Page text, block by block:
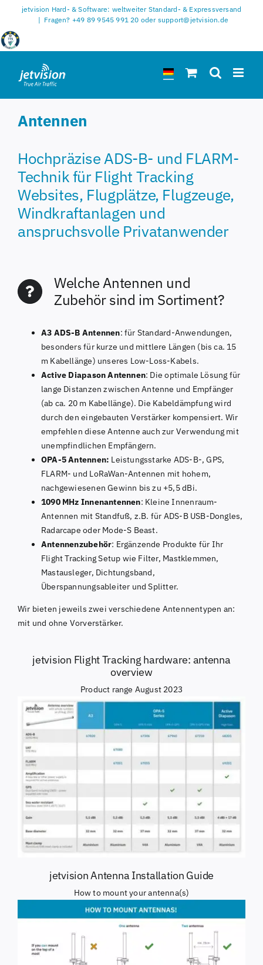
springen
jetvision Hard- & Software: weltweiter Standard- & Expressversand
| Fragen? +49 89 9545 991 20 oder support@jetvision.de
Antennen
Hochpräzise ADS-B- und FLARM-
Technik für Flight Tracking
Websites, Flugplätze, Flugzeuge,
Windkraftanlagen und
anspruchsvolle Privatanwender
Welche Antennen und
Zubehör sind im Sortiment?
A3 ADS-B Antennen: für Standard-Anwendungen,
besonders für kurze und mittlere Längen (bis ca. 15
m Kabellänge) unseres Low-Loss-Kabels.
Active Diapason Antennen: Die optimale Lösung für
lange Distanzen zwischen Antenne und Empfänger
(ab ca. 20 m Kabellänge). Die Kabeldämpfung wird
durch den eingebauten Verstärker kompensiert. Wir
empfehlen diese Antenne auch zur Verwendung mit
unempfindlichen Empfängern.
OPA-5 Antennen: Leistungsstarke ADS-B-, GPS,
FLARM- und LoRaWan-Antennen mit hohem,
nachgewiesenen Gewinn bis zu +5,5 dBi.
1090 MHz Innenantennen: Kleine Innenraum-
Antennen mit Standfuß, z.B. für ADS-B USB-Dongles,
Radarcape oder Mode-S Beast.
Antennenzubehör: Ergänzende Produkte für Ihr
Flight Tracking Setup wie Filter, Mastklemmen,
Mastausleger, Dichtungsband,
Überspannungsableiter und Splitter.
Wir bieten jeweils zwei verschiedene Antennentypen an:
mit und ohne Vorverstärker.
jetvision Flight Tracking hardware: antenna
overview
Product range August 2023
jetvision Antenna Installation Guide
How to mount your antenna(s)